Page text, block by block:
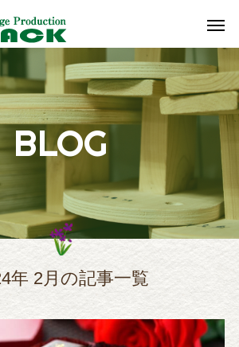
BLOG
年 2月の記事一覧